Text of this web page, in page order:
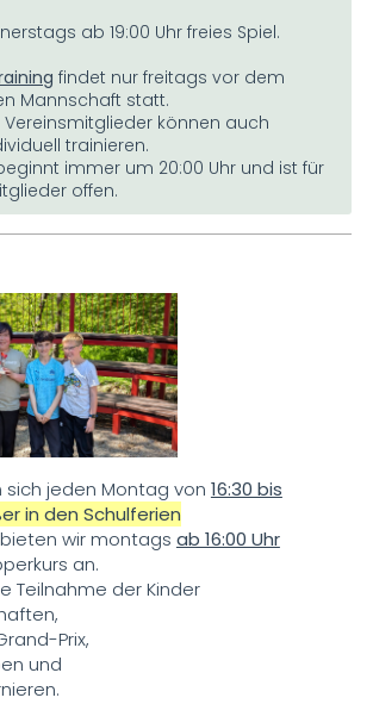
ab 19:00 Uhr freies Spiel.
findet nur freitags vor dem
Mannschaft statt.
können auch
trainieren.
immer um 20:00 Uhr und ist für
offen.
sich jeden Montag von 16:30 bis
in den Schulferien
wir montags ab 16:00 Uhr
an.
Teilnahme der Kinder
Prix,
und